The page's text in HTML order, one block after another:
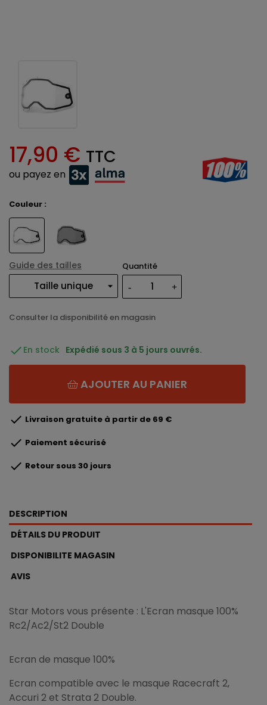
17,90 € TTC
ou payez en
Couleur :
Guide des tailles Quantité
Consulter la disponibilité en magasin
 En stock Expédié sous 3 à 5 jours ouvrés.
AJOUTER AU PANIER
 Livraison gratuite à partir de 69 €
 Paiement sécurisé
 Retour sous 30 jours
DESCRIPTION
DÉTAILS DU PRODUIT
DISPONIBILITE MAGASIN
AVIS
Star Motors vous présente : L'Ecran masque 100%
Rc2/Ac2/St2 Double
Ecran de masque 100%
Ecran compatible avec le masque Racecraft 2,
Accuri 2 et Strata 2 Double.